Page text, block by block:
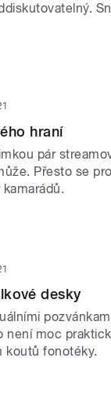
hraní
pár
Přesto se
desky
není moc
koutů fonotéky.